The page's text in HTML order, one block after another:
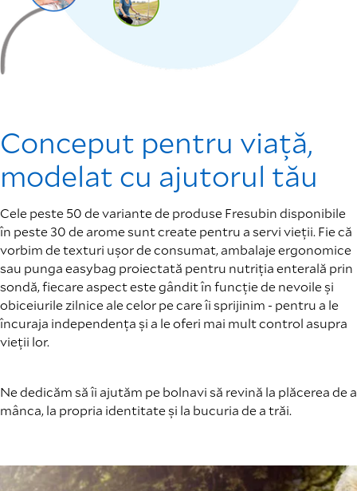
Conceput pentru viață,
modelat cu ajutorul tău
Cele peste 50 de variante de produse Fresubin disponibile
în peste 30 de arome sunt create pentru a servi vieții. Fie că
vorbim de texturi ușor de consumat, ambalaje ergonomice
sau punga easybag proiectată pentru nutriția enterală prin
sondă, fiecare aspect este gândit în funcție de nevoile și
obiceiurile zilnice ale celor pe care îi sprijinim - pentru a le
încuraja independența și a le oferi mai mult control asupra
vieții lor.
Ne dedicăm să îi ajutăm pe bolnavi să revină la plăcerea de a
mânca, la propria identitate și la bucuria de a trăi.